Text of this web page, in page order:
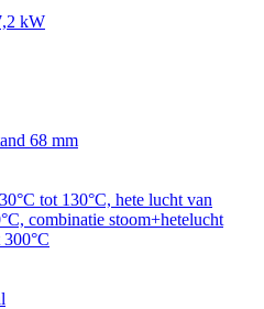
kW
68 mm
tot 130°C, hete lucht van
combinatie stoom+hetelucht